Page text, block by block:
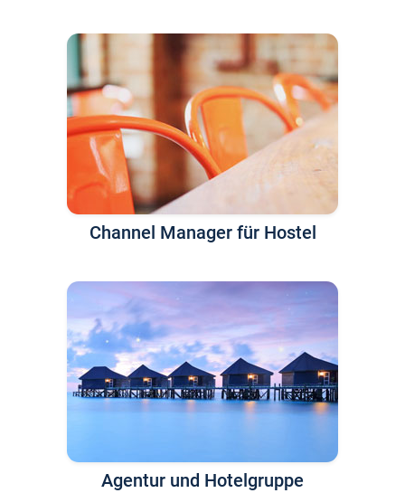
Channel Manager für Hostel
Agentur und Hotelgruppe